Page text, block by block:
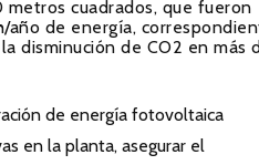
cuadrados, que fueron
año de energía,
disminución de CO2 en más
de energía fotovoltaica
en la planta, asegurar el